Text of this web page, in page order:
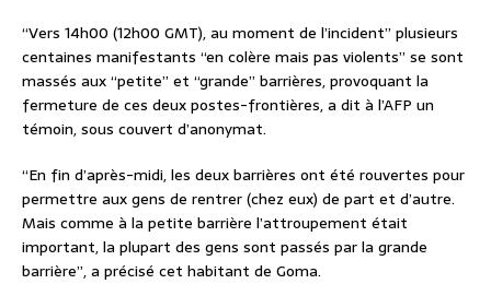
“Vers 14h00 (12h00 GMT), au moment de l’incident” plusieurs
centaines manifestants “en colère mais pas violents” se sont
massés aux “petite” et “grande” barrières, provoquant la
fermeture de ces deux postes-frontières, a dit à l’AFP un
témoin, sous couvert d’anonymat.
“En fin d’après-midi, les deux barrières ont été rouvertes pour
permettre aux gens de rentrer (chez eux) de part et d’autre.
Mais comme à la petite barrière l’attroupement était
important, la plupart des gens sont passés par la grande
barrière”, a précisé cet habitant de Goma.